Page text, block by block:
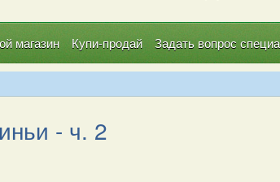
магазин Купи-продай Задать вопрос
- ч. 2